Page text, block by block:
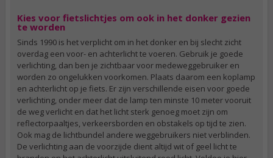
Kies voor fietslichtjes om ook in het donker gezien
te worden
Sinds 1990 is het verplicht om in het donker en bij slecht zicht
overdag een voor- en achterlicht te voeren. Gebruik je goede
verlichting, dan ben je zichtbaar voor medeweggebruiker en
worden zo ongelukken voorkomen. Plaats daarom een koplamp
en achterlicht op je fiets. Er zijn verschillende eisen voor goede
verlichting, onder meer dat de lamp ten minste 10 meter vooruit
de weg verlicht en dat het licht sterk genoeg moet zijn om
reflectorpaaltjes, verkeersborden en obstakels op tijd te zien.
Ook mag de lichtbundel andere weggebruikers niet verblinden.
De verlichting aan de voorzijde dient altijd wit of geel licht te